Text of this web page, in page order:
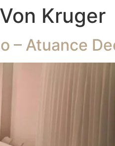
Kruger
– Atuance